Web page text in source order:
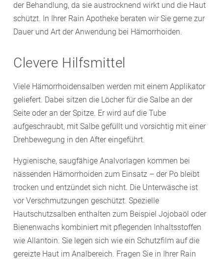
der Behandlung, da sie austrocknend wirkt und die Haut
schützt. In Ihrer Rain Apotheke beraten wir Sie gerne zur
Dauer und Art der Anwendung bei Hämorrhoiden.
Clevere Hilfsmittel
Viele Hämorrhoidensalben werden mit einem Applikator
geliefert. Dabei sitzen die Löcher für die Salbe an der
Seite oder an der Spitze. Er wird auf die Tube
aufgeschraubt, mit Salbe gefüllt und vorsichtig mit einer
Drehbewegung in den After eingeführt.
Hygienische, saugfähige Analvorlagen kommen bei
nässenden Hämorrhoiden zum Einsatz – der Po bleibt
trocken und entzündet sich nicht. Die Unterwäsche ist
vor Verschmutzungen geschützt. Spezielle
Hautschutzsalben enthalten zum Beispiel Jojobaöl oder
Bienenwachs kombiniert mit pflegenden Inhaltsstoffen
wie Allantoin. Sie legen sich wie ein Schutzfilm auf die
gereizte Haut im Analbereich. Fragen Sie in Ihrer Rain